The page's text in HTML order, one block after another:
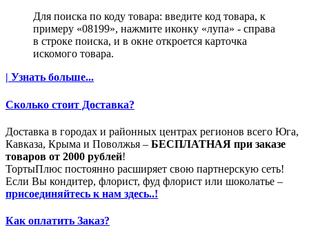
Для поиска по коду товара: введите код товара, к
примеру «08199», нажмите иконку «лупа» - справа
в строке поиска, и в окне откроется карточка
искомого товара.
| Узнать больше...
Сколько стоит Доставка?
Доставка в городах и районных центрах регионов всего Юга,
Кавказа, Крыма и Поволжья – БЕСПЛАТНАЯ при заказе
товаров от 2000 рублей!
ТортыПлюс постоянно расширяет свою партнерскую сеть!
Если Вы кондитер, флорист, фуд флорист или шоколатье –
присоединяйтесь к нам здесь..!
Как оплатить Заказ?